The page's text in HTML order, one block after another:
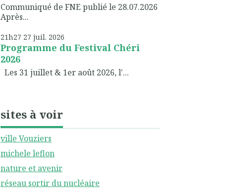
Communiqué de FNE publié le 28.07.2026
Après...
21h27 27 juil. 2026
Programme du Festival Chéri
2026
Les 31 juillet & 1er août 2026, l'...
sites à voir
ville Vouziers
michele leflon
nature et avenir
réseau sortir du nucléaire